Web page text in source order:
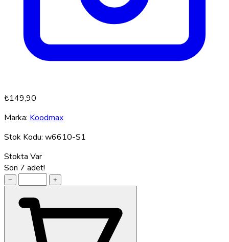
₺149,90
Marka: Koodmax
Stok Kodu: w6610-S1
Stokta Var
Son 7 adet!
− +